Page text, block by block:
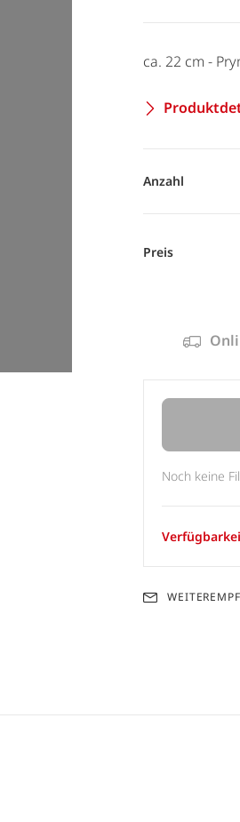
ca. 22 cm -
Anzahl
Preis
Noch keine